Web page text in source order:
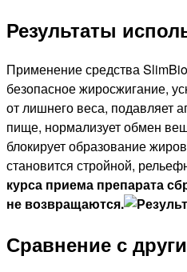
Результаты
Применение средства
безопасное жиросжигание,
от лишнего веса, подавляет
пище, нормализует обмен
блокирует образование
становится стройной,
курса приема препарата
не возвращаются.
Сравнение с